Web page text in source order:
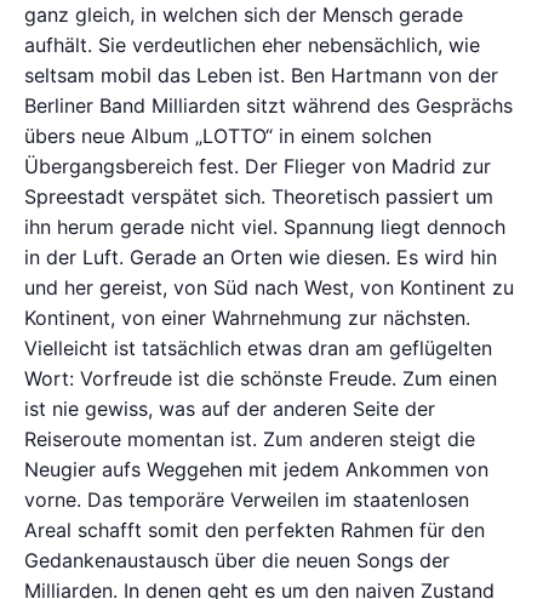
ganz gleich, in welchen sich der Mensch gerade
aufhält. Sie verdeutlichen eher nebensächlich, wie
seltsam mobil das Leben ist. Ben Hartmann von der
Berliner Band Milliarden sitzt während des Gesprächs
übers neue Album „LOTTO“ in einem solchen
Übergangsbereich fest. Der Flieger von Madrid zur
Spreestadt verspätet sich. Theoretisch passiert um
ihn herum gerade nicht viel. Spannung liegt dennoch
in der Luft. Gerade an Orten wie diesen. Es wird hin
und her gereist, von Süd nach West, von Kontinent zu
Kontinent, von einer Wahrnehmung zur nächsten.
Vielleicht ist tatsächlich etwas dran am geflügelten
Wort: Vorfreude ist die schönste Freude. Zum einen
ist nie gewiss, was auf der anderen Seite der
Reiseroute momentan ist. Zum anderen steigt die
Neugier aufs Weggehen mit jedem Ankommen von
vorne. Das temporäre Verweilen im staatenlosen
Areal schafft somit den perfekten Rahmen für den
Gedankenaustausch über die neuen Songs der
Milliarden. In denen geht es um den naiven Zustand